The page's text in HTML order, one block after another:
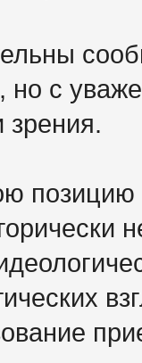
с
зрения.